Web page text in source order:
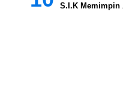
S.I.K Memimpin